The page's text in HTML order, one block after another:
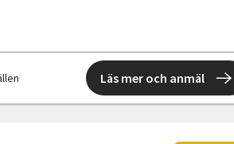
Läs mer och anmäl